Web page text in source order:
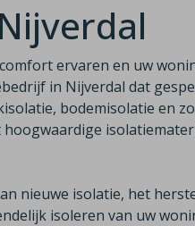
ervaren en uw
in Nijverdal dat
bodemisolatie en
nieuwe isolatie, het
isoleren van uw